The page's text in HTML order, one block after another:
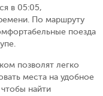
в 05:05,
По маршруту
поезда
позволят легко
места на удобное
найти